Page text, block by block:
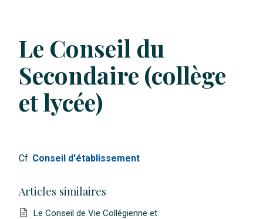
Le Conseil du
Secondaire (collège
et lycée)
Cf. Conseil d'établissement
Articles similaires
Le Conseil de Vie Collégienne et